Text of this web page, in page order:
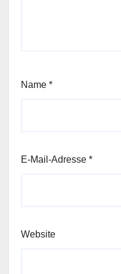
Name *
E-Mail-Adresse *
Website